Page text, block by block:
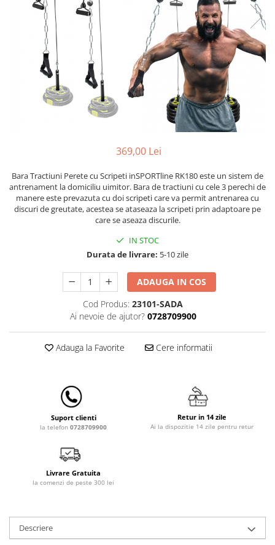
Lenjerii patut 140 x 70 cm
Lenjerie patuturi tineret
Baldachin patut
Paturici copii
Perne copii si mamici
Protectii saltea
Dulap si cutii jucarii
Sac de dormit copii
Fotolii copii
Lampi de veghe
Saltele de infasat
Biciclete fara pedale
Masinute fara pedale
Karturi si masinute cu pedale
Role copii si adulti
Masinute si motociclete electrice
Scaune de biciclete copii
Alte Sporturi
Mingi fitness si medicinale
Scara antrenament
Termometre copii si bebe
369,00 Lei
Bara Tractiuni Perete cu Scripeti inSPORTline RK180 este un sistem de
antrenament la domiciliu uimitor. Bara de tractiuni cu cele 3 perechi de
manere este prevazuta cu doi scripeti care va permit antrenarea cu
discuri de greutate, acestea se ataseaza la scripeti prin adaptoare pe
care se aseaza discurile.
IN STOC
Durata de livrare: 5-10 zile
ADAUGA IN COS
Cod Produs: 23101-SADA
Ai nevoie de ajutor? 0728709900
Adauga la Favorite Cere informatii
Suport clienti
la telefon 0728709900
Retur in 14 zile
Ai la dispozitie 14 zile pentru retur
Livrare Gratuita
la comenzi de peste 300 lei
Descriere